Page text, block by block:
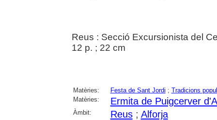
Reus : Secció Excursionista del
12 p. ; 22 cm
Matèries: Festa de Sant Jordi ; Tradicions
Matèries:
Ermita de Puigcerver
Àmbit: Reus; Alforja